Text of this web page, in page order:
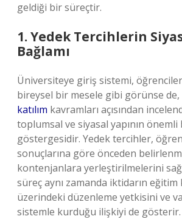
geldiği bir süreçtir.
1. Yedek Tercihlerin
Bağlamı
Üniversiteye giriş sistemi,
bireysel bir mesele gibi görünse de,
katılım kavramları açısından
toplumsal ve siyasal yapının önemli
göstergesidir. Yedek tercihler,
sonuçlarına göre önceden
kontenjanlara yerleştirilmelerini
süreç aynı zamanda iktidarın eğitim
üzerindeki düzenleme yetkisini ve
sistemle kurduğu ilişkiyi de gösterir.